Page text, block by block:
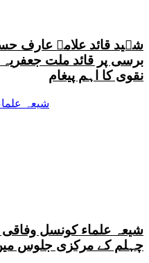
برسی پر قائد ملت
نقوی کا اہم پیغام
شیعہ علماء کونسل وفاقی
چہلم کے مرکزی جلوس